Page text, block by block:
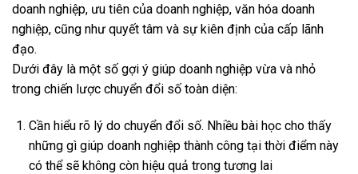
doanh nghiệp, ưu tiên của doanh nghiệp, văn hóa doanh
nghiệp, cũng như quyết tâm và sự kiên định của cấp lãnh
đạo.
Dưới đây là một số gợi ý giúp doanh nghiệp vừa và nhỏ
trong chiến lược chuyển đổi số toàn diện:
Cần hiểu rõ lý do chuyển đổi số. Nhiều bài học cho thấy
những gì giúp doanh nghiệp thành công tại thời điểm này
có thể sẽ không còn hiệu quả trong tương lai